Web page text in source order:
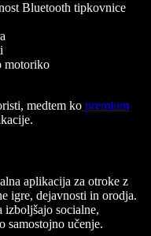
Bluetooth tipkovnice
motoriko
medtem ko premium
aplikacija za otroke z
igre, dejavnosti in orodja.
izboljšajo socialne,
samostojno učenje.